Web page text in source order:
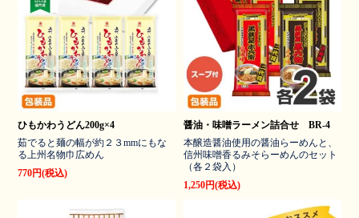
ひもかわうどん200g×4
茹でると麺の幅が約２３mmにもな
る上州名物巾広めん
770円(税込)
醤油・味噌ラーメン詰合せ BR-4
本醸造醤油使用の醤油らーめんと、
信州味噌香るみそらーめんのセット
（各２袋入）
1,250円(税込)